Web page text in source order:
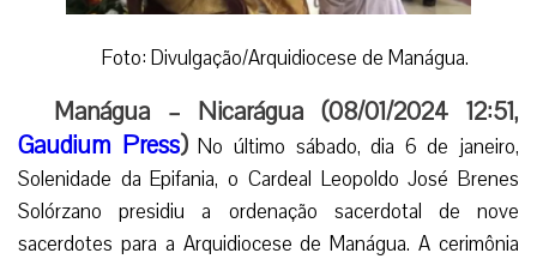
Foto: Divulgação/Arquidiocese de Manágua.
Manágua – Nicarágua (08/01/2024 12:51,
Gaudium Press)No último sábado, dia 6 de janeiro,
Solenidade da Epifania, o Cardeal Leopoldo José Brenes
Solórzano presidiu a ordenação sacerdotal de nove
sacerdotes para a Arquidiocese de Manágua. A cerimônia